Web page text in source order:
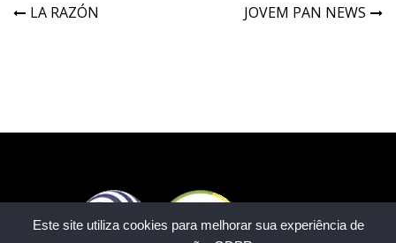
Este site utiliza cookies para melhorar sua experiência de
LA RAZÓN JOVEM PAN NEWS